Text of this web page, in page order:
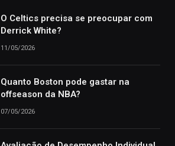
O Celtics precisa se preocupar com
Derrick White?
11/05/2026
Quanto Boston pode gastar na
offseason da NBA?
07/05/2026